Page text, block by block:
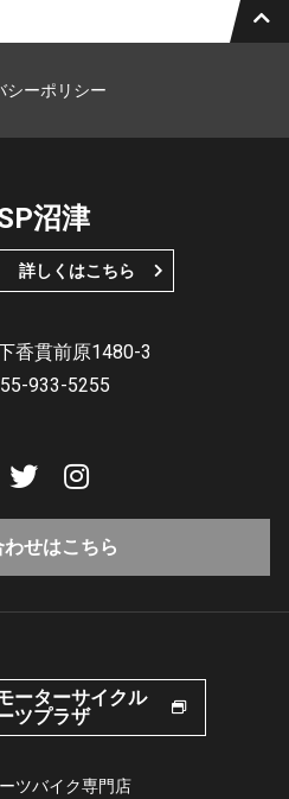
シーポリシー
沼津
詳しくはこちら
香貫前原1480-3
933-5255
せはこちら
ーターサイクル
ツプラザ
ツバイク専門店